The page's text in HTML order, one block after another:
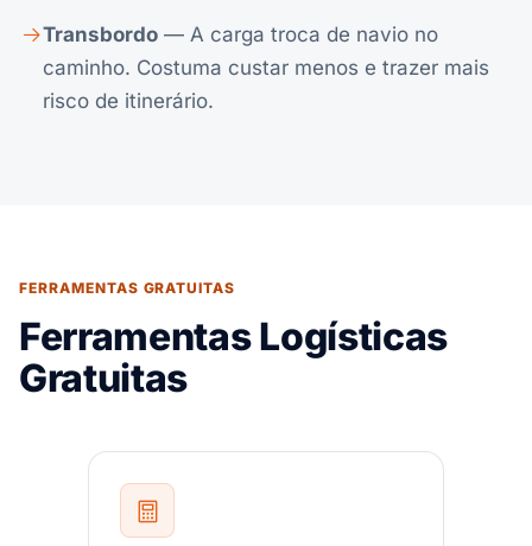
Transbordo — A carga troca de navio no
caminho. Costuma custar menos e trazer mais
risco de itinerário.
FERRAMENTAS GRATUITAS
Ferramentas Logísticas
Gratuitas